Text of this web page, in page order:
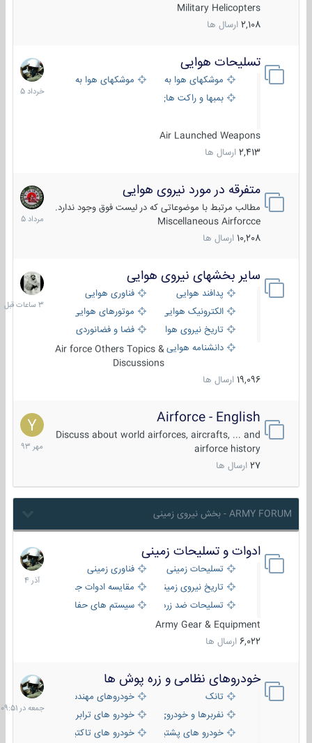
Military Helicopters
2,108 ارسال ها
تسلیحات هوایی
موشکهای هوا به هوا
موشکهای هوا به سطح
بمبها و راکت های هوایی
Air Launched Weapons
2,413 ارسال ها
30
خرداد
1405
متفرقه در مورد نیروی هوایی
مطالب مرتبط با موضوعاتی که در لیست فوق وجود ندارد.
Miscellaneous Airforcce
10,208 ارسال ها
7
مرداد
1405
سایر بخشهای نیروی هوایی
پدافند هوایی
فناوری هوایی
الکترونیک هوایی
موتورهای هوایی
تاریخ نیروی هوایی
فضا و فضانوردی
دانشنامه هواییAir force Others Topics &
Discussions
19,096 ارسال ها
3
ساعات
قبل
Airforce - English
Discuss about world airforces, aircrafts, ... and
airforce history
27 ارسال ها
15
مهر
1393
ARMY FORUM - بخش نیروی زمینی
ادوات و تسلیحات زمینی
تسلیحات زمینی
فناوری زمینی
تاریخ نیروی زمینی
مقایسه ادوات جنگی
تسلیحات ضد زره
سیستم های حفاظت فعال
Army Gear & Equipment
6,022 ارسال ها
21
آذر
1404
خودروهای نظامی و زره پوش ها
تانک
خودروهای مهندسی
نفربرها و خودروی های رزمی پیاده نظام
خودرو های ترابری نظامی
خودرو های پشتیبانی آتش ، شناسایی و ضد تانک
خودرو های تاکتیکی نظامی
جمعه
در
09:51